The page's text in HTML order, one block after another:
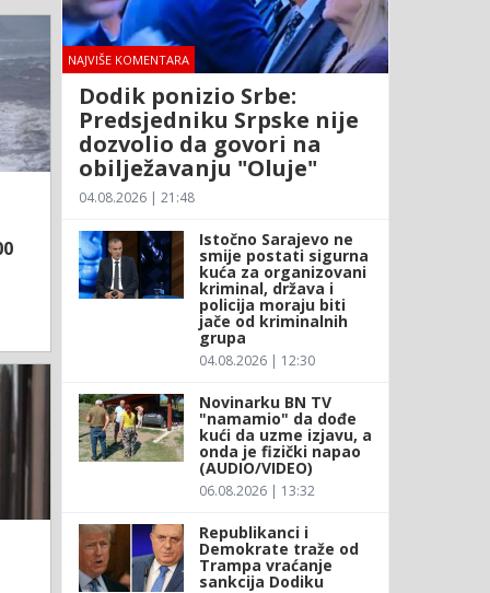
NAJVIŠE KOMENTARA
Dodik ponizio Srbe:
Predsjedniku Srpske nije
dozvolio da govori na
obilježavanju "Oluje"
04.08.2026 | 21:48
Istočno Sarajevo ne
smije postati sigurna
kuća za organizovani
kriminal, država i
policija moraju biti
jače od kriminalnih
grupa
04.08.2026 | 12:30
Novinarku BN TV
"namamio" da dođe
kući da uzme izjavu, a
onda je fizički napao
(AUDIO/VIDEO)
06.08.2026 | 13:32
Republikanci i
Demokrate traže od
Trampa vraćanje
sankcija Dodiku